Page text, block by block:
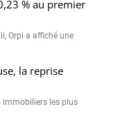
% au premier
Orpi a affiché une
la reprise
immobiliers les plus